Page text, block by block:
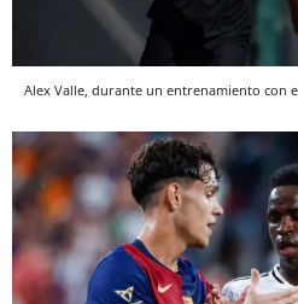
Alex Valle, durante un entrenamiento con